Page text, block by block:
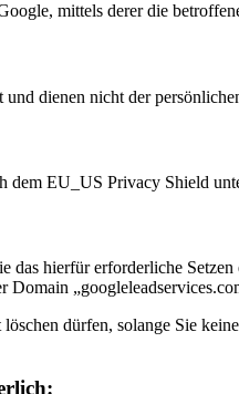
mittels derer die
dienen nicht der
dem EU_US Privacy Shield
hierfür erforderliche
Domain
dürfen, solange Sie